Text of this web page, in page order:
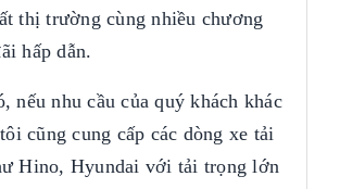
thị trường cùng nhiều chương
hấp dẫn.
nếu nhu cầu của quý khách khác
cũng cung cấp các dòng xe tải
Hino, Hyundai với tải trọng lớn